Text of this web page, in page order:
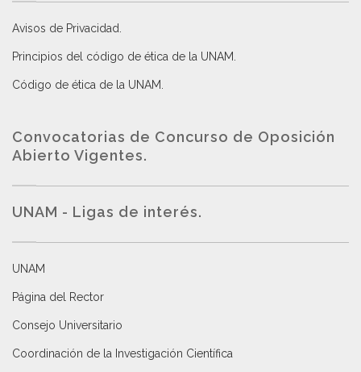
Avisos de Privacidad
Principios del código de ética de la UNAM
Código de ética de la UNAM
Convocatorias de Concurso de Oposición
Abierto Vigentes.
UNAM - Ligas de interés.
UNAM
Página del Rector
Consejo Universitario
Coordinación de la Investigación Científica